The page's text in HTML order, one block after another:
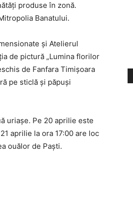
produse în zonă.
Banatului.
şi Atelierul
de pictură „Lumina florilor
de Fanfara Timişoara
pe sticlă şi păpuşi
uriaşe. Pe 20 aprilie este
aprilie la ora 17:00 are loc
ouălor de Paşti.